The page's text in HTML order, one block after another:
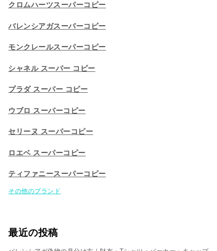
クロムハーツスーパーコピー
バレンシアガスーパーコピー
モンクレールスーパーコピー
シャネル スーパー コピー
プラダ スーパー コピー
ウブロ スーパーコピー
セリーヌ スーパーコピー​
ロエベ スーパーコピー
ティファニースーパーコピー
その他のブランド
最近の投稿